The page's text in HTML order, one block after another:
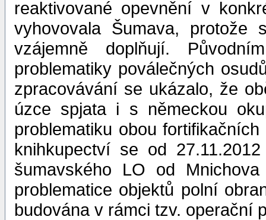
reaktivované opevnění v
vyhovovala Šumava,
vzájemně doplňují.
problematiky poválečných
zpracovávání se ukázalo, že
úzce spjata i s německou
problematiku obou
knihkupectví se od
šumavského LO od
problematice objektů polní
budována v rámci tzv. operační